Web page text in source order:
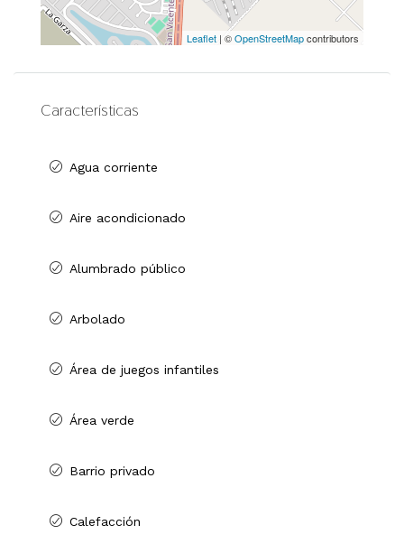
Leaflet | ©OpenStreetMapcontributors
Características
Agua corriente
Aire acondicionado
Alumbrado público
Arbolado
Área de juegos infantiles
Área verde
Barrio privado
Calefacción